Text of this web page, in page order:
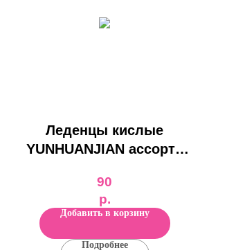
Леденцы кислые
YUNHUANJIAN ассорти
клубника 22г (1шт)
90
р.
Добавить в корзину
Подробнее